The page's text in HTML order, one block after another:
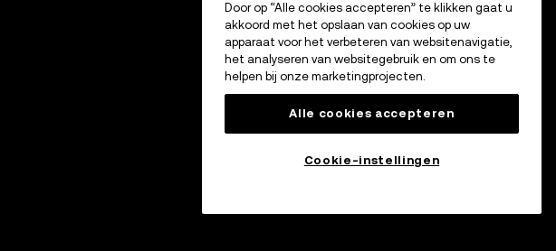
Door op “Alle cookies accepteren” te klikken gaat u
akkoord met het opslaan van cookies op uw
apparaat voor het verbeteren van websitenavigatie,
het analyseren van websitegebruik en om ons te
helpen bij onze marketingprojecten.
Alle cookies accepteren
Cookie-instellingen